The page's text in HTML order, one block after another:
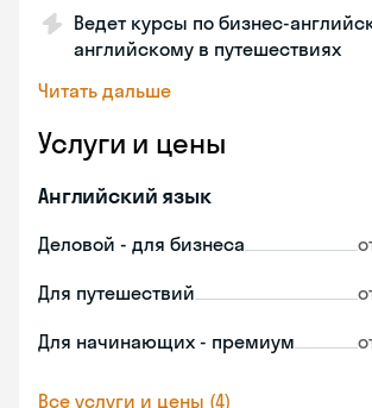
Ведет курсы по бизнес-
английскому в путешествиях
Читать дальше
Услуги и цены
Английский язык
Деловой - для бизнеса
Для путешествий
Для начинающих - премиум
Все услуги и цены (4)